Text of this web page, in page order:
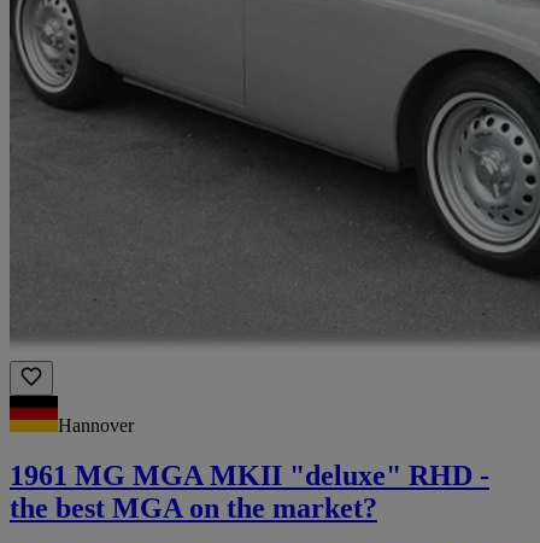
Hannover
1961 MG MGA MKII "deluxe" RHD -
the best MGA on the market?